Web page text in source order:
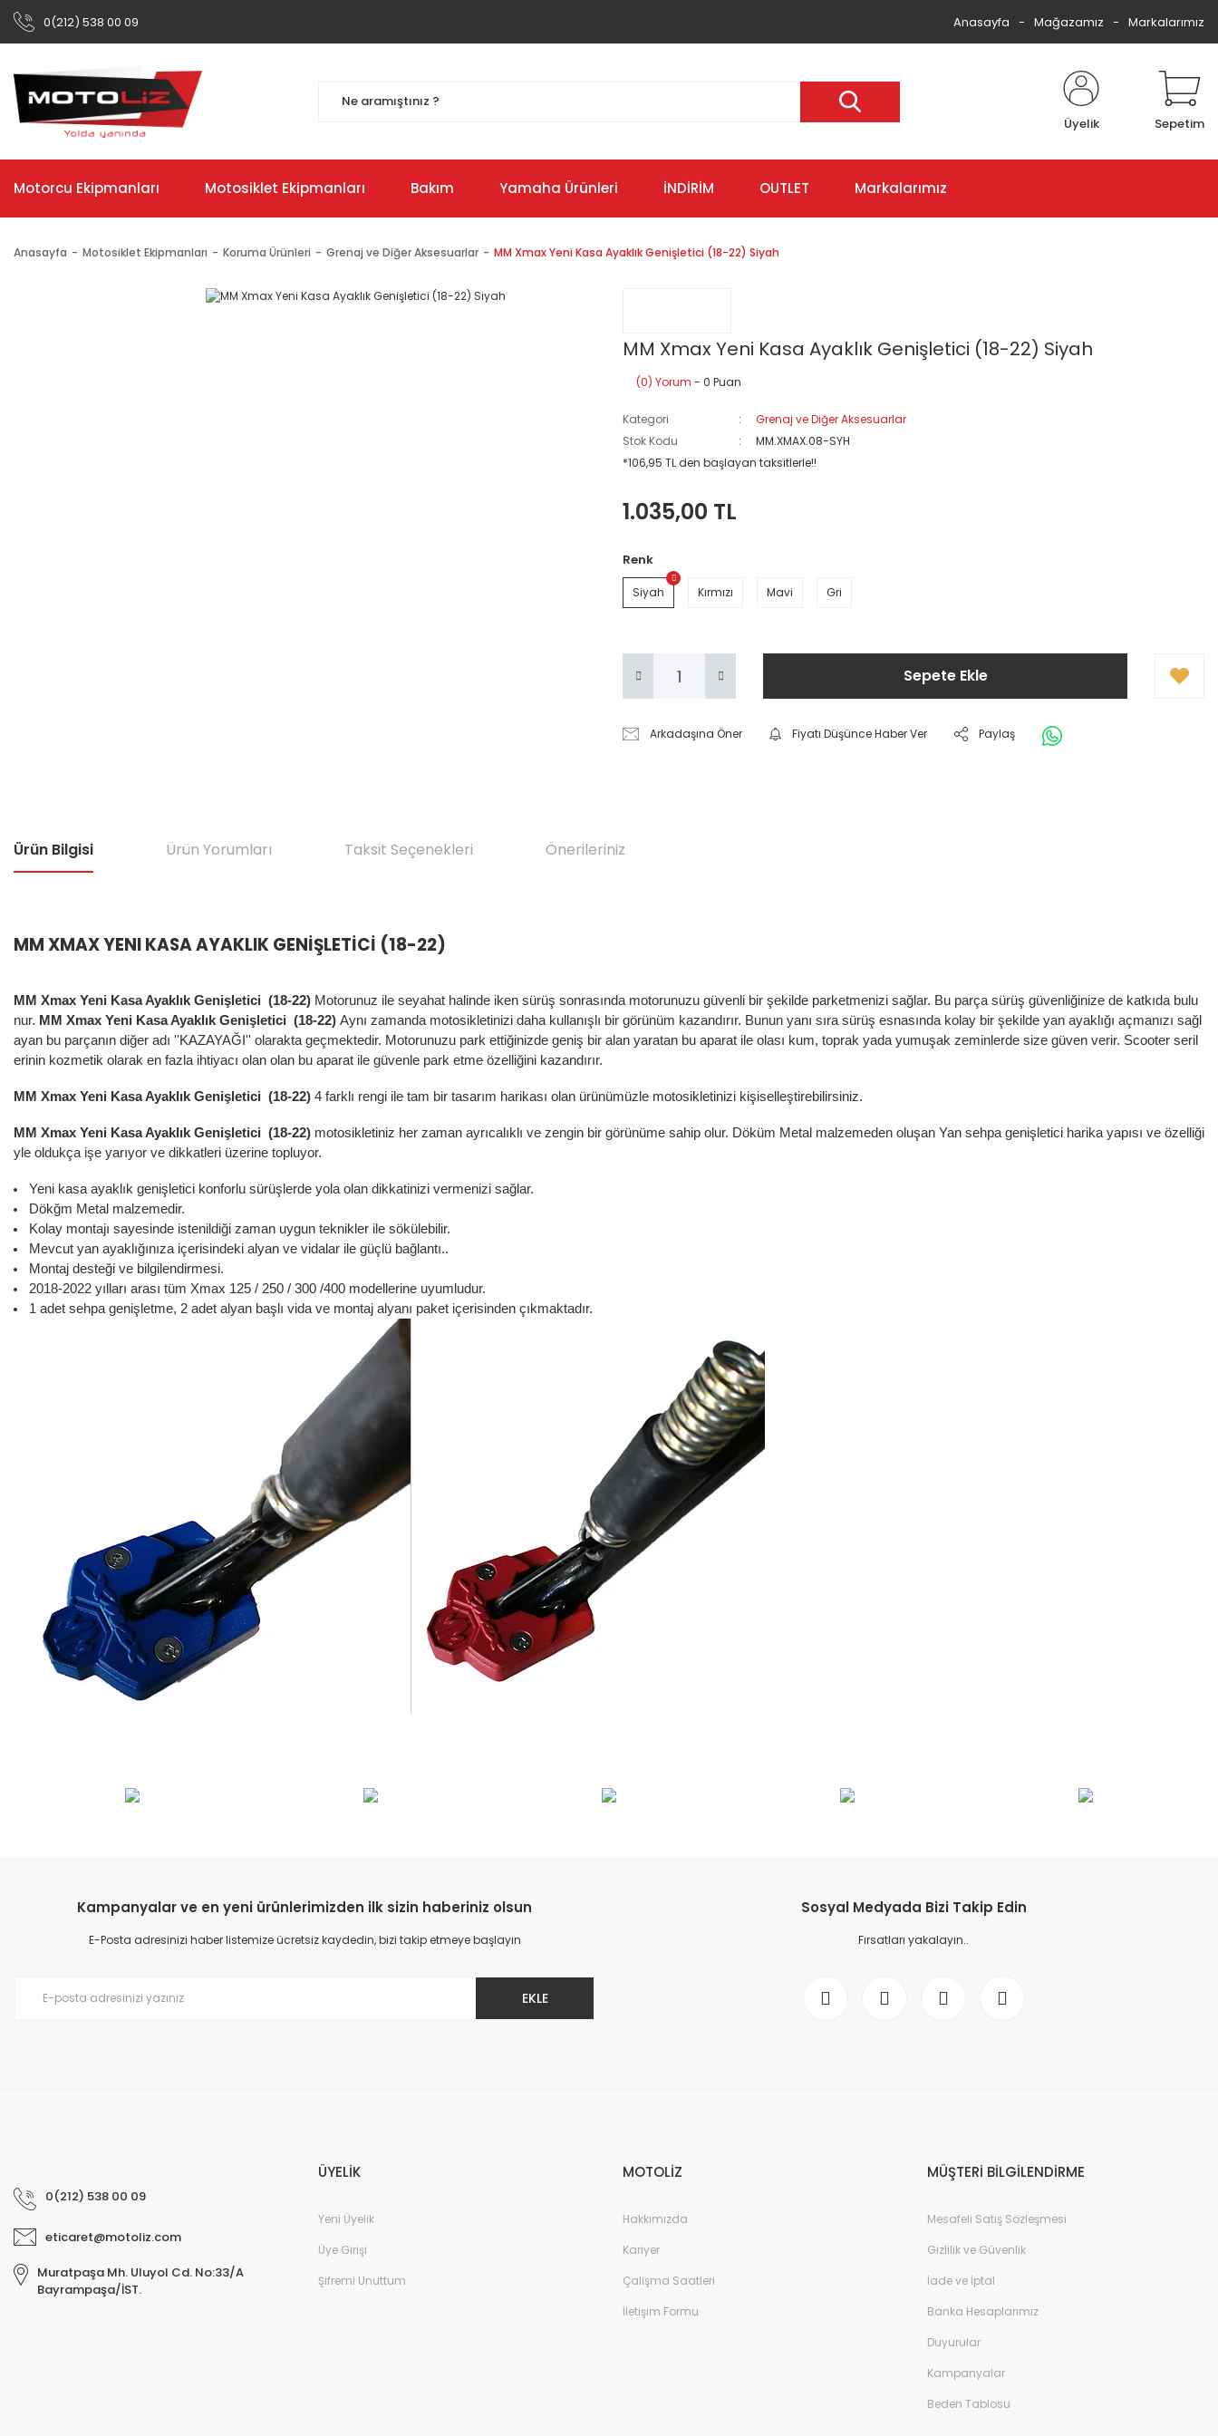
0(212) 538 00 09 Anasayfa Mağazamız Markalarımız
Üyelik Sepetim
Motorcu Ekipmanları Motosiklet Ekipmanları Bakım Yamaha Ürünleri İNDİRİM OUTLET Markalarımız
Anasayfa Motosiklet Ekipmanları Koruma Ürünleri Grenaj ve Diğer Aksesuarlar MM Xmax Yeni Kasa Ayaklık Genişletici (18-22) Siyah
MM Xmax Yeni Kasa Ayaklık Genişletici (18-22) Siyah
(0) Yorum - 0 Puan
Kategori
Grenaj ve Diğer Aksesuarlar
Stok Kodu
MM.XMAX.08-SYH
*106,95 TL den başlayan taksitlerle!!
1.035,00 TL
Renk
Siyah Kırmızı Mavi Gri
Sepete Ekle
Arkadaşına Öner Fiyatı Düşünce Haber Ver Paylaş
Ürün Bilgisi Ürün Yorumları Taksit Seçenekleri Önerileriniz
MMXMAX YENI KASA AYAKLIK GENİŞLETİCİ (18-22)
MM Xmax Yeni Kasa Ayaklık Genişletici (18-22) Motorunuz ile seyahat halinde iken sürüş sonrasında motorunuzu güvenli bir şekilde parketmenizi sağlar. Bu parça sürüş güvenliğinize de katkıda bulu
nur. MM Xmax Yeni Kasa Ayaklık Genişletici (18-22) Aynı zamanda motosikletinizi daha kullanışlı bir görünüm kazandırır. Bunun yanı sıra sürüş esnasında kolay bir şekilde yan ayaklığı açmanızı sağl
ayan bu parçanın diğer adı ''KAZAYAĞI'' olarakta geçmektedir. Motorunuzu park ettiğinizde geniş bir alan yaratan bu aparat ile olası kum, toprak yada yumuşak zeminlerde size güven verir. Scooter seril
erinin kozmetik olarak en fazla ihtiyacı olan olan bu aparat ile güvenle park etme özelliğini kazandırır.
MM Xmax Yeni Kasa Ayaklık Genişletici (18-22) 4 farklı rengi ile tam bir tasarım harikası olan ürünümüzle motosikletinizi kişiselleştirebilirsiniz.
MM Xmax Yeni Kasa Ayaklık Genişletici (18-22) motosikletiniz her zaman ayrıcalıklı ve zengin bir görünüme sahip olur. Döküm Metal malzemeden oluşan Yan sehpa genişletici harika yapısı ve özelliği
yle oldukça işe yarıyor ve dikkatleri üzerine topluyor.
Yeni kasa ayaklık genişletici konforlu sürüşlerde yola olan dikkatinizi vermenizi sağlar.
Dökğm Metal malzemedir.
Kolay montajı sayesinde istenildiği zaman uygun teknikler ile sökülebilir.
Mevcut yan ayaklığınıza içerisindeki alyan ve vidalar ile güçlü bağlantı..
Montaj desteği ve bilgilendirmesi.
2018-2022 yılları arası tüm Xmax 125 / 250 / 300 /400 modellerine uyumludur.
1 adet sehpa genişletme, 2 adet alyan başlı vida ve montaj alyanı paket içerisinden çıkmaktadır.
Bu ürüne ilk yorumu siz yapın!
Görüş ve önerileriniz için teşekkür ederiz.
Ürün fiyatı diğer sitelerden daha pahalı.
Bu ürüne benzer farklı alternatifler olmalı.
Kampanyalar ve en yeni ürünlerimizden ilk sizin haberiniz olsun
E-Posta adresinizi haber listemize ücretsiz kaydedin, bizi takip etmeye başlayın
EKLE
Sosyal Medyada Bizi Takip Edin
Fırsatları yakalayın..
0(212) 538 00 09
eticaret@motoliz.com
Muratpaşa Mh. Uluyol Cd. No:33/A
Bayrampaşa/İST.
ÜYELİK
Yeni Üyelik
Üye Girişi
Şifremi Unuttum
MOTOLİZ
Hakkımızda
Kariyer
Çalışma Saatleri
İletişim Formu
MÜŞTERİ BİLGİLENDİRME
Mesafeli Satış Sözleşmesi
Gizlilik ve Güvenlik
İade ve İptal
Banka Hesaplarımız
Duyurular
Kampanyalar
Beden Tablosu